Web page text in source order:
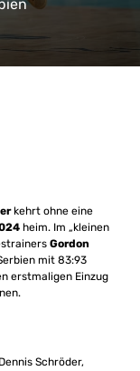
kehrt ohne eine
heim. Im „kleinen
Gordon
mit 83:93
erstmaligen Einzug
Schröder,